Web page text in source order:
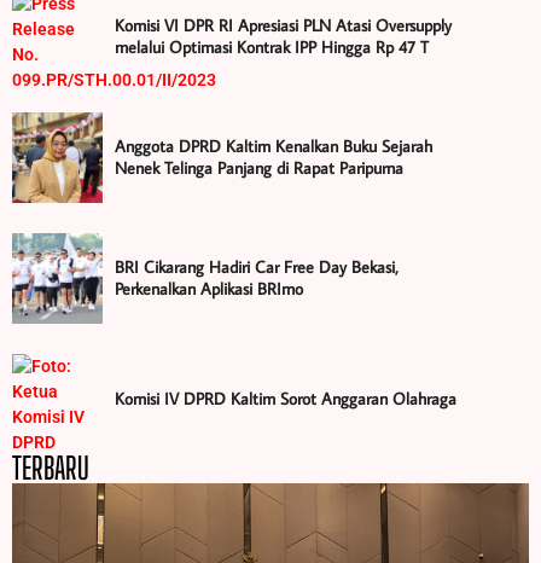
Komisi VI DPR RI Apresiasi PLN Atasi Oversupply
melalui Optimasi Kontrak IPP Hingga Rp 47 T
Anggota DPRD Kaltim Kenalkan Buku Sejarah
Nenek Telinga Panjang di Rapat Paripurna
BRI Cikarang Hadiri Car Free Day Bekasi,
Perkenalkan Aplikasi BRImo
Komisi IV DPRD Kaltim Sorot Anggaran Olahraga
TERBARU